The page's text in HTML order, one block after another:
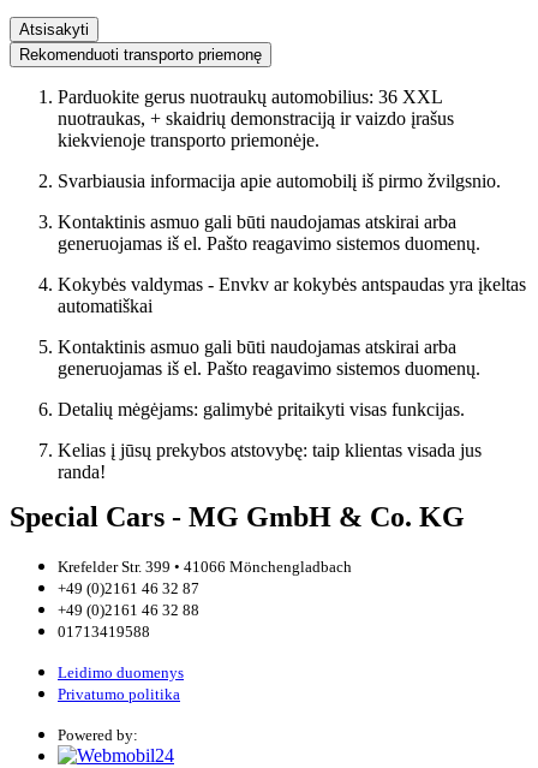
Atsisakyti
Rekomenduoti transporto priemonę
Parduokite gerus nuotraukų automobilius: 36 XXL
nuotraukas, + skaidrių demonstraciją ir vaizdo įrašus
kiekvienoje transporto priemonėje.
Svarbiausia informacija apie automobilį iš pirmo žvilgsnio.
Kontaktinis asmuo gali būti naudojamas atskirai arba
generuojamas iš el. Pašto reagavimo sistemos duomenų.
Kokybės valdymas - Envkv ar kokybės antspaudas yra įkeltas
automatiškai
Kontaktinis asmuo gali būti naudojamas atskirai arba
generuojamas iš el. Pašto reagavimo sistemos duomenų.
Detalių mėgėjams: galimybė pritaikyti visas funkcijas.
Kelias į jūsų prekybos atstovybę: taip klientas visada jus
randa!
Special Cars - MG GmbH & Co. KG
Krefelder Str. 399 • 41066 Mönchengladbach
+49 (0)2161 46 32 87
+49 (0)2161 46 32 88
01713419588
Leidimo duomenys
Privatumo politika
Powered by: